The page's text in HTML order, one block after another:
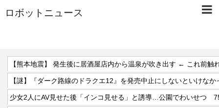
ロボットニュース
【熊本地震】 発生後に居酒屋店内から温泉が吹き出す ← これ前触
少女2人にAV見せた後「インコ見せる」と誘導…公園でわいせつ